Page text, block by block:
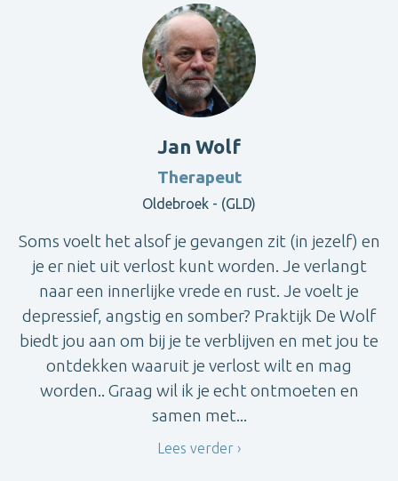
Jan Wolf
Therapeut
Oldebroek - (GLD)
Soms voelt het alsof je gevangen zit (in jezelf) en
je er niet uit verlost kunt worden. Je verlangt
naar een innerlijke vrede en rust. Je voelt je
depressief, angstig en somber? Praktijk De Wolf
biedt jou aan om bij je te verblijven en met jou te
ontdekken waaruit je verlost wilt en mag
worden.. Graag wil ik je echt ontmoeten en
samen met...
Lees verder